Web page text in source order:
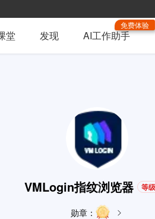
堂 发现 AI工作助手
免费体验
VMLogin指纹浏览器 等
勋章：